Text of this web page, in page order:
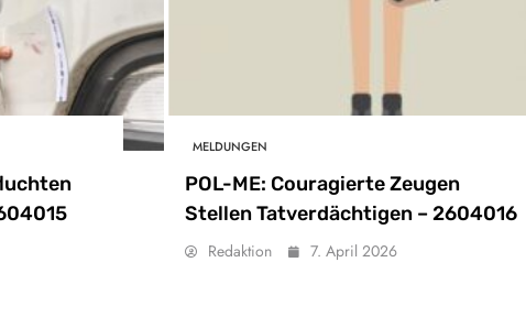
MELDUNGEN
POL-ME: Couragierte Zeugen
Stellen Tatverdächtigen – 2604016
Redaktion 7. April 2026